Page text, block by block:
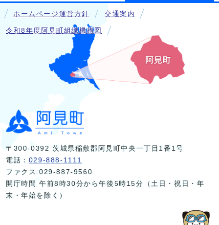
ホームページ運営方針 交通案内
令和8年度阿見町組織機構図
〒300-0392 茨城県稲敷郡阿見町中央一丁目1番1号
電話： 029-888-1111
ファクス:029-887-9560
開庁時間 午前8時30分から午後5時15分（土日・祝日・年
末・年始を除く）